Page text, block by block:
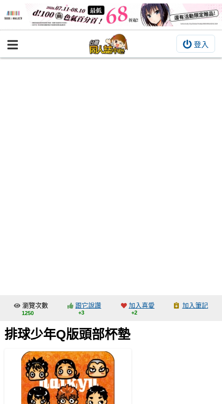
登入
BOOKY書集倉庫
交流中心
攤位轉讓區
會員中心
註冊會員
登入
瀏覽次數
1250
跟它說讚
+3
加入喜愛
+2
加入筆記
排球少年Q版頭部杯墊